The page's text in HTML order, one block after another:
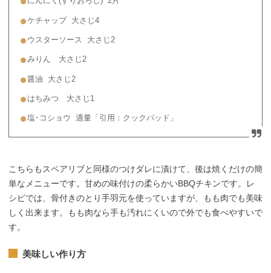
ケチャップ 大さじ4
ウスターソース 大さじ2
みりん 大さじ2
醤油 大さじ2
はちみつ 大さじ1
塩･コショウ 適量「引用：クックパッド」
こちらもスペアリブと同様のつけダレに漬けて、後は焼くだけの簡
単なメニューです。甘めの味付けの柔らかいBBQチキンです。レ
シピでは、骨付きのとり手羽元を使っていますが、もも肉でも美味
しく出来ます。もも肉なら手も汚れにくいので外でも食べやすいで
す。
美味しい作り方